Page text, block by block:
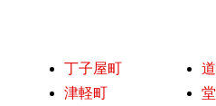
丁子屋町
津軽町